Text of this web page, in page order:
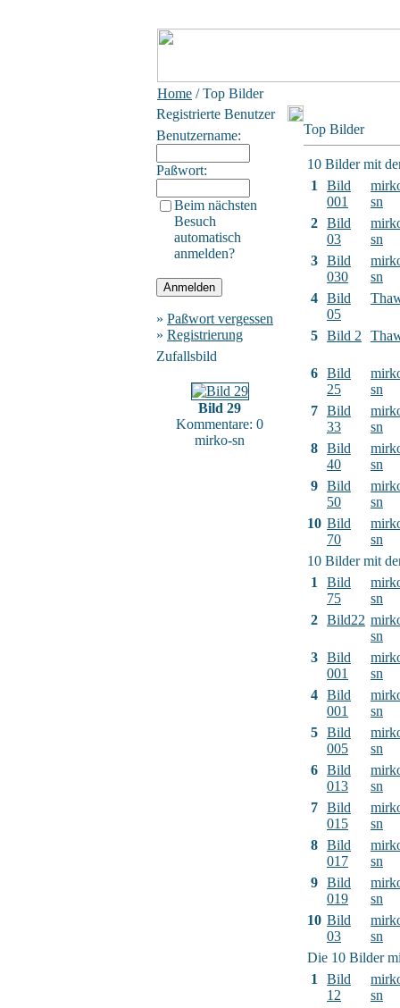
Home / Top Bilder
Registrierte Benutzer
Benutzername:
Paßwort:
Beim nächsten
Besuch
automatisch
anmelden?
» Paßwort vergessen
» Registrierung
Zufallsbild
Bild 29
Kommentare: 0
mirko-sn
Top Bilder
10 Bilder mit
1
Bild
001
sn
2 Bild
03
sn
3 Bild
030
sn
4 Bild
05
5 Bild 2
6 Bild
25
sn
7 Bild
33
sn
8 Bild
40
sn
9 Bild
50
sn
10 Bild
70
sn
10 Bilder mit
1
Bild
75
sn
2 Bild22
sn
3 Bild
001
sn
4 Bild
001
sn
5 Bild
005
sn
6 Bild
013
sn
7 Bild
015
sn
8 Bild
017
sn
9 Bild
019
sn
10 Bild
03
sn
Die 10 Bilder
1
Bild
12
sn